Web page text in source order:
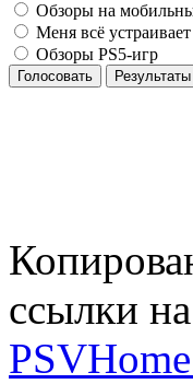
Обзоры на
Меня всё устраивает
Обзоры PS5-игр
Голосовать Результаты
ссылки